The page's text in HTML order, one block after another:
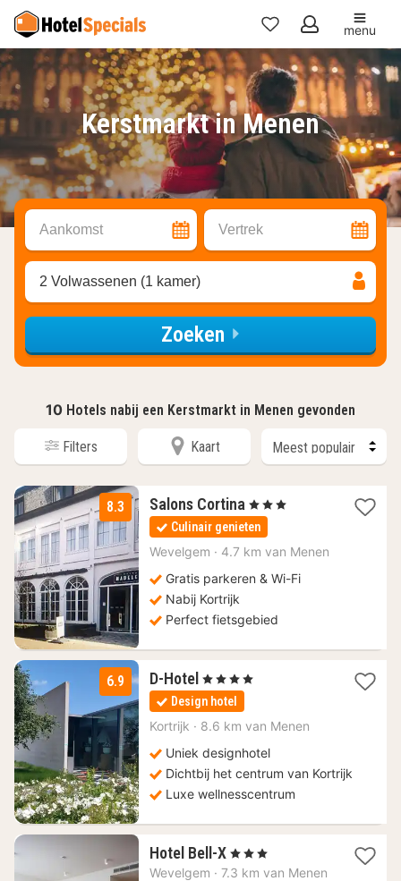
Mijn
favorieten
menu
Kerstmarkt in Menen
Aankomst Vertrek
2 Volwassenen (1 kamer)
Zoeken
10 Hotels nabij een Kerstmarkt in Menen gevonden
Filters Kaart
8.3 Salons Cortina 1
nacht
vanaf
118
, 3 Sterren
Culinair genieten
Wevelgem · 4.7 km van Menen
Gratis parkeren & Wi-Fi
Nabij Kortrijk
Perfect fietsgebied
6.9 D-Hotel 1
nacht
vanaf
139
, 4 Sterren
Design hotel
Kortrijk · 8.6 km van Menen
Uniek designhotel
Dichtbij het centrum van Kortrijk
Luxe wellnesscentrum
Hotel Bell-X 1
nacht
, 3 Sterren
Wevelgem · 7.3 km van Menen